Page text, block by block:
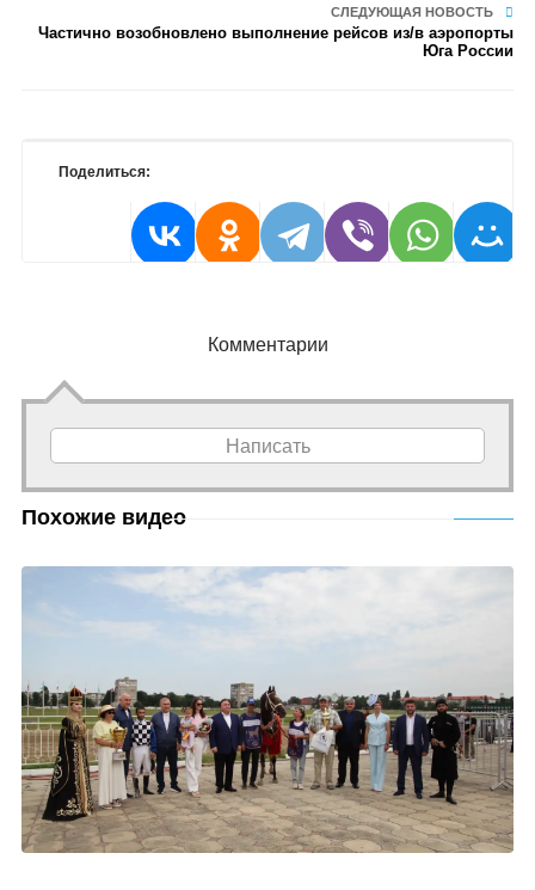
СЛЕДУЮЩАЯ НОВОСТЬ
Частично возобновлено выполнение рейсов из/в аэропорты
Юга России
Поделиться:
Комментарии
Написать
Похожие видео